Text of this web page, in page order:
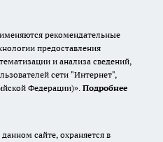
рекомендательные
предоставления
и анализа сведений,
сети "Интернет",
Федерации)». Подробнее
сайте, охраняется в